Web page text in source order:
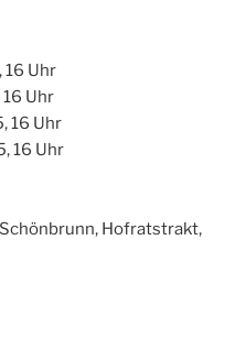
16 Uhr
Uhr
16 Uhr
16 Uhr
Hofratstrakt,